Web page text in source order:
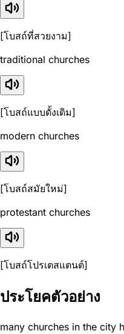
[โบสถ์ที่สวยงาม]
traditional churches
[โบสถ์แบบดั้งเดิม]
modern churches
[โบสถ์สมัยใหม่]
protestant churches
[โบสถ์โปรเตสแตนต์]
ประโยคตัวอย่าง
many churches in the city